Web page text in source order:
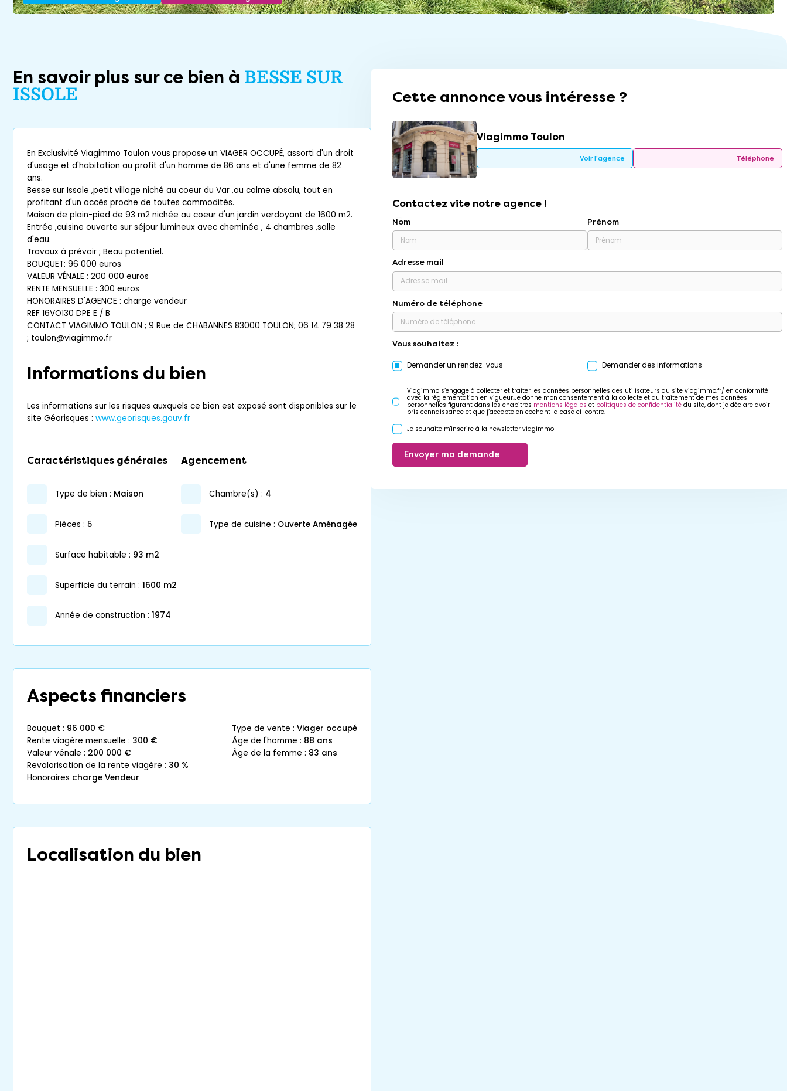
En savoir plus sur ce bien à BESSE SUR
ISSOLE
En Exclusivité Viagimmo Toulon vous propose un VIAGER OCCUPÉ, assorti d'un droit
d'usage et d'habitation au profit d'un homme de 86 ans et d'une femme de 82
ans.
Besse sur Issole ,petit village niché au coeur du Var ,au calme absolu, tout en
profitant d'un accès proche de toutes commodités.
Maison de plain-pied de 93 m2 nichée au coeur d'un jardin verdoyant de 1600 m2.
Entrée ,cuisine ouverte sur séjour lumineux avec cheminée , 4 chambres ,salle
d'eau.
Travaux à prévoir ; Beau potentiel.
BOUQUET: 96 000 euros
VALEUR VÉNALE : 200 000 euros
RENTE MENSUELLE : 300 euros
HONORAIRES D'AGENCE : charge vendeur
REF 16VO130 DPE E / B
CONTACT VIAGIMMO TOULON ; 9 Rue de CHABANNES 83000 TOULON; 06 14 79 38 28
; toulon@viagimmo.fr
Informations du bien
Les informations sur les risques auxquels ce bien est exposé sont disponibles sur le
site Géorisques : www.georisques.gouv.fr
Caractéristiques générales
type de bien : maison
pièces : 5
surface habitable : 93 m2
superficie du terrain : 1600 m2
année de construction : 1974
Agencement
chambre(s) : 4
Type de cuisine : Ouverte Aménagée
Aspects financiers
bouquet : 96 000 €
rente viagère mensuelle : 300 €
valeur vénale : 200 000 €
revalorisation de la rente viagère : 30 %
honoraires charge Vendeur
type de vente : Viager occupé
âge de l'homme : 88 ans
âge de la femme : 83 ans
Localisation du bien
Cette annonce vous intéresse ?
Viagimmo Toulon
Voir l'agence Téléphone
Contactez vite notre agence !
Nom Prénom
Adresse mail
Numéro de téléphone
Vous souhaitez :
Demander un rendez-vous Demander des informations
Viagimmo s’engage à collecter et traiter les données personnelles des utilisateurs du site viagimmo.fr/ en conformité
avec la réglementation en vigueur.Je donne mon consentement à la collecte et au traitement de mes données
personnelles figurant dans les chapitres mentions légales et politiques de confidentialité du site, dont je déclare avoir
pris connaissance et que j’accepte en cochant la case ci-contre.
Je souhaite m'inscrire à la newsletter viagimmo
Envoyer ma demande